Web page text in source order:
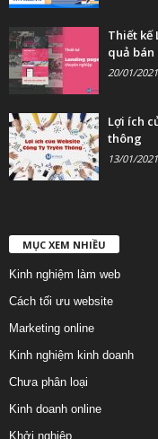
Thiết kế
quả bán
20/01/2021
Lợi ích
thông
13/01/2021
MỤC XEM NHIỀU
Kinh nghiệm làm web
Cách tối ưu website
Marketing online
Kinh nghiệm kinh doanh
Chưa phân loại
Kinh doanh online
Khởi nghiệp